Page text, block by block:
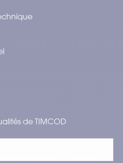
de TIMCOD